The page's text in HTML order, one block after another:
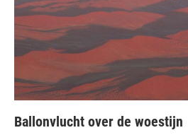
Ballonvlucht over de woestijn